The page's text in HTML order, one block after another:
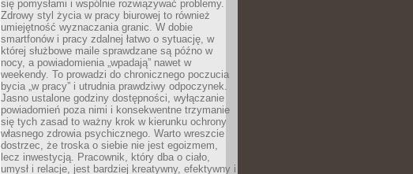
się pomysłami i wspólnie rozwiązywać problemy.
Zdrowy styl życia w pracy biurowej to również
umiejętność wyznaczania granic. W dobie
smartfonów i pracy zdalnej łatwo o sytuację, w
której służbowe maile sprawdzane są późno w
nocy, a powiadomienia „wpadają” nawet w
weekendy. To prowadzi do chronicznego poczucia
bycia „w pracy” i utrudnia prawdziwy odpoczynek.
Jasno ustalone godziny dostępności, wyłączanie
powiadomień poza nimi i konsekwentne trzymanie
się tych zasad to ważny krok w kierunku ochrony
własnego zdrowia psychicznego. Warto wreszcie
dostrzec, że troska o siebie nie jest egoizmem,
lecz inwestycją. Pracownik, który dba o ciało,
umysł i relacje, jest bardziej kreatywny, efektywny i